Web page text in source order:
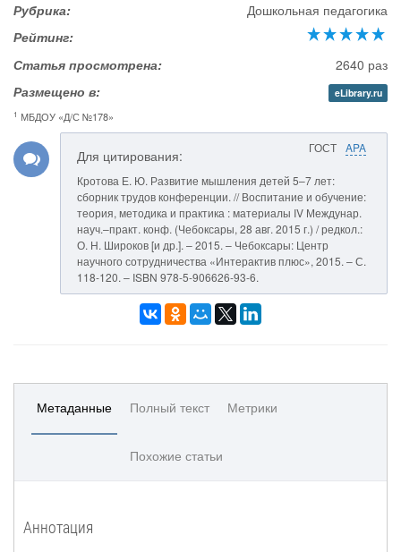
Рубрика:
Дошкольная педагогика
Рейтинг:
Статья просмотрена:
2640 раз
Размещено в:
eLibrary.ru
1 МБДОУ «Д/С №178»
ГОСТ APA
Для цитирования:
Кротова Е. Ю. Развитие мышления детей 5–7 лет:
сборник трудов конференции. // Воспитание и обучение:
теория, методика и практика : материалы IV Междунар.
науч.–практ. конф. (Чебоксары, 28 авг. 2015 г.) / редкол.:
О. Н. Широков [и др.]. – 2015. – Чебоксары: Центр
научного сотрудничества «Интерактив плюс», 2015. – С.
118-120. – ISBN 978-5-906626-93-6.
Метаданные Полный текст Метрики
Похожие статьи
Аннотация